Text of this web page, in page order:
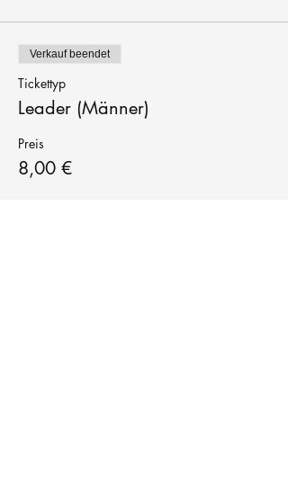
Verkauf beendet
Tickettyp
Leader (Männer)
Preis
8,00 €